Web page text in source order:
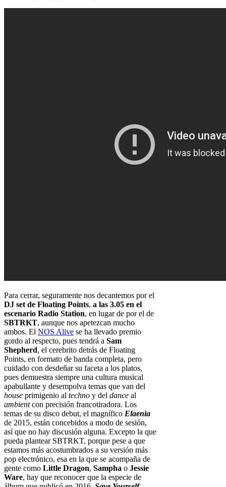
Para cerrar, seguramente nos decantemos por el
DJ set de Floating Points, a las 3.05 en el
escenario Radio Station, en lugar de por el de
SBTRKT, aunque nos apetezcan mucho
ambos. El NOS Alive se ha llevado premio
gordo al respecto, pues tendrá a Sam
Shepherd, el cerebrito detrás de Floating
Points, en formato de banda completa, pero
cuidado con desdeñar su faceta a los platos,
pues demuestra siempre una cultura musical
apabullante y desempolva temas que van del
house primigenio al techno y del dance al
ambientcon precisión francotiradora. Los
temas de su disco debut, el magnífico Elaenia
de 2015, están concebidos a modo de sesión,
así que no hay discusión alguna. Excepto la que
pueda plantear SBTRKT, porque pese a que
estamos más acostumbrados a su versión más
pop electrónico, esa en la que se acompaña de
gente como Little Dragon, Sampha o Jessie
Ware, hay que reconocer que la especie de